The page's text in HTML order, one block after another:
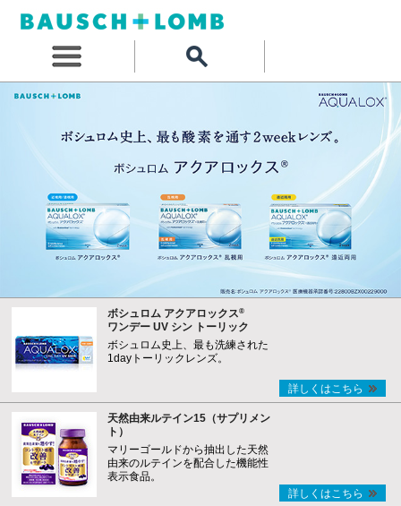
ボシュロム アクアロックス®
ワンデー UV シン トーリック
ボシュロム史上、最も洗練された
1dayトーリックレンズ。
詳しくはこちら
天然由来ルテイン15（サプリメン
ト）
マリーゴールドから抽出した天然
由来のルテインを配合した機能性
表示食品。
詳しくはこちら